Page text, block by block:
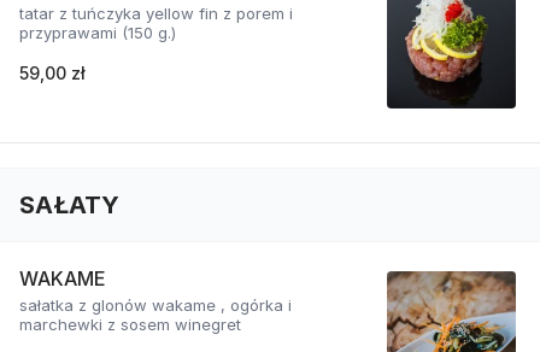
tatar z tuńczyka yellow fin z porem i
przyprawami (150 g.)
59,00 zł
SAŁATY
WAKAME
sałatka z glonów wakame , ogórka i
marchewki z sosem winegret